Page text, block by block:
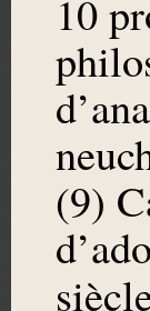
10
(9)